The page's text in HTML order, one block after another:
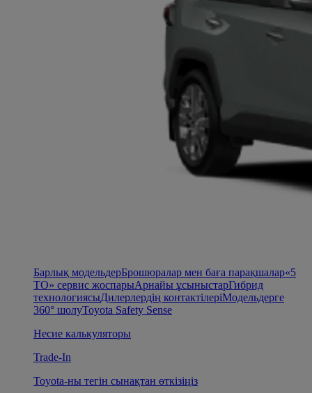
Барлық модельдерБрошюралар мен баға парақшалар«5
ТО» сервис жоспарыАрнайы ұсыныстарГибрид
технологиясыДилерлердің контактілеріМодельдерге
360° шолуToyota Safety Sense
Несие калькуляторы
Trade-In
Toyota-ны тегін сынақтан өткізіңіз